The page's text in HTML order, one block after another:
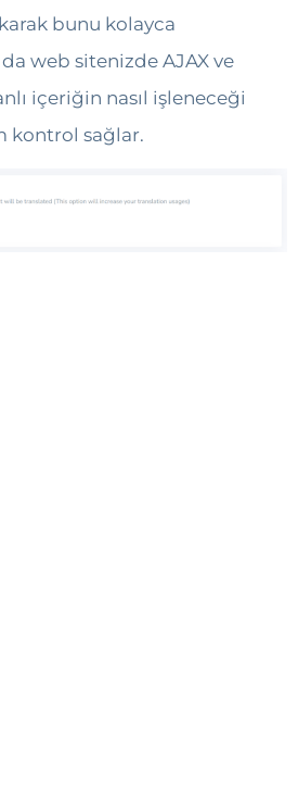
bunu kolayca
web sitenizde AJAX ve
içeriğin nasıl işleneceği
kontrol sağlar.